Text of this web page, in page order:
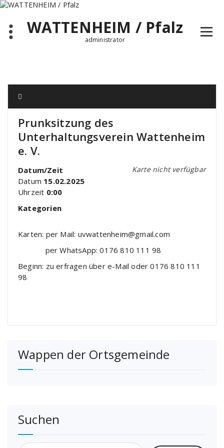
Zum
springenWATTENHEIM / Pfalz
administrator
Prunksitzung des
Unterhaltungsverein Wattenheim
e. V.
Karte nicht verfügbar
Datum/Zeit
Datum 15.02.2025
Uhrzeit 0:00
Kategorien
Karten: per Mail: uvwattenheim@gmail.com
per WhatsApp: 0176 810 111 98
Beginn: zu erfragen über e-Mail oder 0176 810 111
98
Wappen der Ortsgemeinde
Suchen